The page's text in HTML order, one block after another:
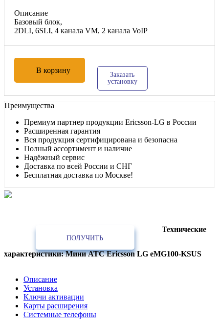
Описание
Базовый блок,
2DLI, 6SLI, 4 канала VM, 2 канала VoIP
72 930
В корзину
Заказать
установку
Преимущества
Премиум партнер продукции Ericsson-LG в России
Расширенная гарантия
Вся продукция сертифицирована и безопасна
Полный ассортимент и наличие
Надёжный сервис
Доставка по всей России и СНГ
Бесплатная доставка по Москве!
ПОЛУЧИТЬ
Технические
характеристики: Мини АТС Ericsson LG eMG100-KSUS
Описание
Установка
Ключи активации
Карты расширения
Системные телефоны